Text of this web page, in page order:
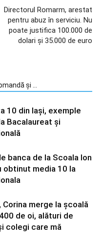
Directorul Romarm, arestat
pentru abuz în serviciu. Nu
poate justifica 100.000 de
dolari şi 35.000 de euro
și ...
10 din Iași, exemple
Bacalaureat și
banca de la Scoala Ion
obtinut media 10 la
Corina merge la școală
de oi, alături de
colegi care mă